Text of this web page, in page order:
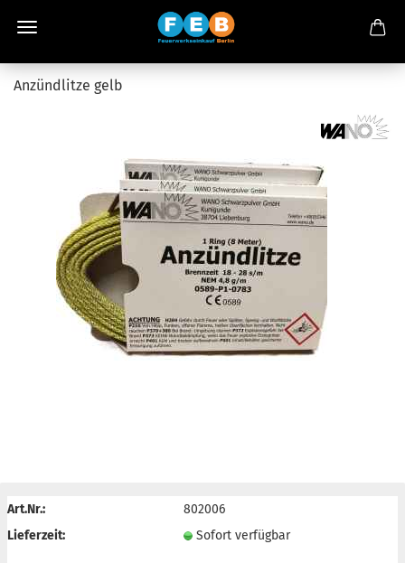
Anzündlitze gelb
Art.Nr.:
802006
Lieferzeit:
Sofort verfügbar